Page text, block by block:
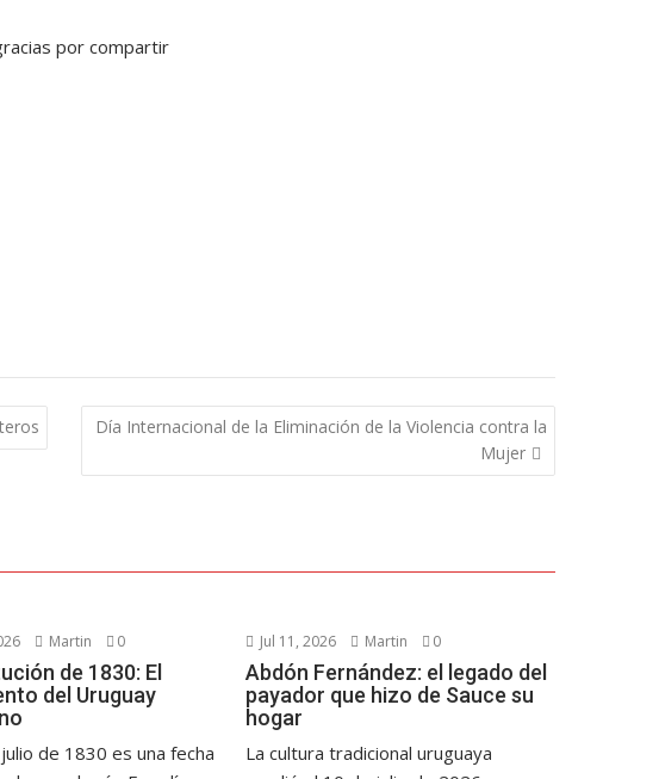
por compartir
Día Internacional de la Eliminación de la Violencia contra la
Mujer
Martin 0
de 1830: El
del Uruguay
de 1830 es una fecha
Jul 11, 2026 Martin 0
Abdón Fernández: el legado del
payador que hizo de Sauce su
hogar
La cultura tradicional uruguaya